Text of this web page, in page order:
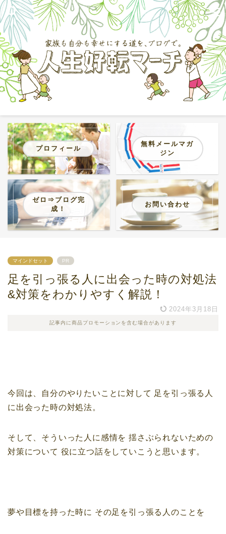
プロフィール
無料メールマガ
ジン
ゼロ⇒ブログ完
成！
お問い合わせ
マインドセット PR
足を引っ張る人に出会った時の対処法
&対策をわかりやすく解説！
2024年3月18日
記事内に商品プロモーションを含む場合があります
今回は、自分のやりたいことに対して 足を引っ張る人
に出会った時の対処法。
そして、そういった人に感情を 揺さぶられないための
対策について 役に立つ話をしていこうと思います。
夢や目標を持った時に その足を引っ張る人のことを